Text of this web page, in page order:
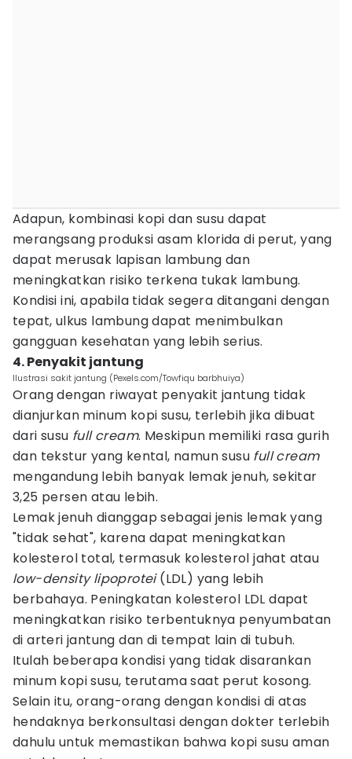
Adapun, kombinasi kopi dan susu dapat
merangsang produksi asam klorida di perut, yang
dapat merusak lapisan lambung dan
meningkatkan risiko terkena tukak lambung.
Kondisi ini, apabila tidak segera ditangani dengan
tepat, ulkus lambung dapat menimbulkan
gangguan kesehatan yang lebih serius.
4. Penyakit jantung
Ilustrasi sakit jantung (Pexels.com/Towfiqu barbhuiya)
Orang dengan riwayat penyakit jantung tidak
dianjurkan minum kopi susu, terlebih jika dibuat
dari susu full cream. Meskipun memiliki rasa gurih
dan tekstur yang kental, namun susu full cream
mengandung lebih banyak lemak jenuh, sekitar
3,25 persen atau lebih.
Lemak jenuh dianggap sebagai jenis lemak yang
"tidak sehat", karena dapat meningkatkan
kolesterol total, termasuk kolesterol jahat atau
low-density lipoprotei(LDL) yang lebih
berbahaya. Peningkatan kolesterol LDL dapat
meningkatkan risiko terbentuknya penyumbatan
di arteri jantung dan di tempat lain di tubuh.
Itulah beberapa kondisi yang tidak disarankan
minum kopi susu, terutama saat perut kosong.
Selain itu, orang-orang dengan kondisi di atas
hendaknya berkonsultasi dengan dokter terlebih
dahulu untuk memastikan bahwa kopi susu aman